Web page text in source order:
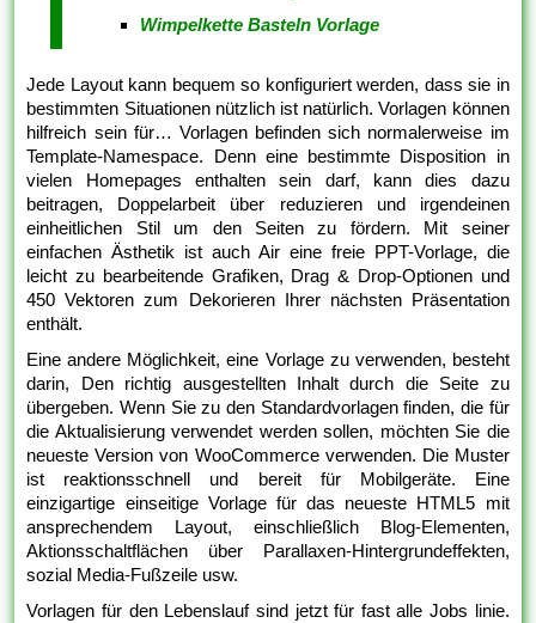
Wimpelkette Basteln Vorlage
Jede Layout kann bequem so konfiguriert werden, dass sie in
bestimmten Situationen nützlich ist natürlich. Vorlagen können
hilfreich sein für… Vorlagen befinden sich normalerweise im
Template-Namespace. Denn eine bestimmte Disposition in
vielen Homepages enthalten sein darf, kann dies dazu
beitragen, Doppelarbeit über reduzieren und irgendeinen
einheitlichen Stil um den Seiten zu fördern. Mit seiner
einfachen Ästhetik ist auch Air eine freie PPT-Vorlage, die
leicht zu bearbeitende Grafiken, Drag & Drop-Optionen und
450 Vektoren zum Dekorieren Ihrer nächsten Präsentation
enthält.
Eine andere Möglichkeit, eine Vorlage zu verwenden, besteht
darin, Den richtig ausgestellten Inhalt durch die Seite zu
übergeben. Wenn Sie zu den Standardvorlagen finden, die für
die Aktualisierung verwendet werden sollen, möchten Sie die
neueste Version von WooCommerce verwenden. Die Muster
ist reaktionsschnell und bereit für Mobilgeräte. Eine
einzigartige einseitige Vorlage für das neueste HTML5 mit
ansprechendem Layout, einschließlich Blog-Elementen,
Aktionsschaltflächen über Parallaxen-Hintergrundeffekten,
sozial Media-Fußzeile usw.
Vorlagen für den Lebenslauf sind jetzt für fast alle Jobs linie.